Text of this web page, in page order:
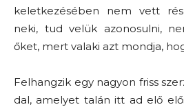
keletkezésében nem vett
neki, tud velük azonosulni,
őket, mert valaki azt mondja,
Felhangzik egy nagyon friss
dal, amelyet talán itt ad elő